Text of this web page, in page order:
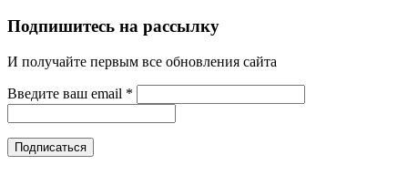
Подпишитесь на рассылку
И получайте первым все обновления сайта
Введите ваш email *